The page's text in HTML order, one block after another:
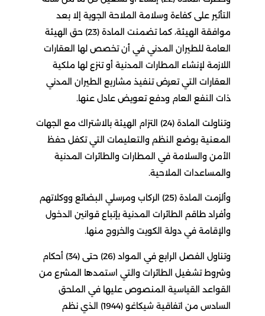
التأثير على كفاءة وسلامة الملاحة الجوية إلا بعد
موافقة الهيئة، كما تضمنت المادة (23) حق الهيئة
العامة للطيران المدني في أن تخصص لها العقارات
اللازمة لإنشاء المطارات المدنية أو تنزع لها ملكية
العقارات التي تعرض تنفيذ مشاريع الطيران المدني
ذات النفع العام ودفع تعويض عادل عنها.
وتناولت المادة (24) التزام الهيئة بالاشتراك مع الجهات
المعنية بوضع النظم والتعليمات التي تكفل حفظ
الأمن والسلامة في المطارات والطائرات المدنية
والمساعدات الملاحية.
وألزمت المادة (25) الركاب ومرسلي البضائع ووكلاتهم
وأفراد طاقم الطائرات المدنية بإتباع قوانين الدخول
والإقامة في دولة الكويت والخروج منها.
وتناول الفصل الرابع في المواد (26) حتى (34) أحكام
وشروط تشغيل الطائرات والتي استمدها المشرع من
القواعد القياسية المنصوص عليها في الملحق
السادس من اتفاقية شيكاغو (1944) الذي نظم